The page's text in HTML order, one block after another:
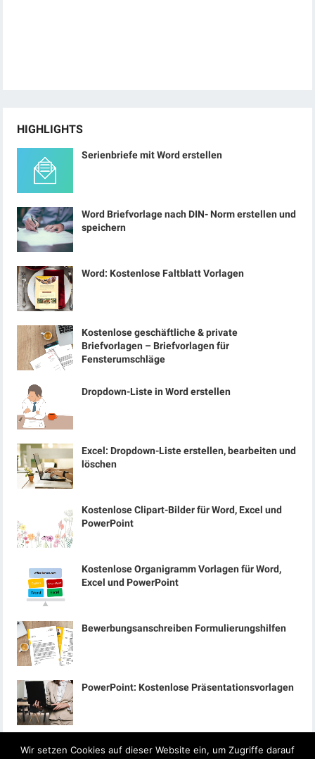
HIGHLIGHTS
Serienbriefe mit Word erstellen
Word Briefvorlage nach DIN- Norm erstellen und
speichern
Word: Kostenlose Faltblatt Vorlagen
Kostenlose geschäftliche & private
Briefvorlagen – Briefvorlagen für
Fensterumschläge
Dropdown-Liste in Word erstellen
Excel: Dropdown-Liste erstellen, bearbeiten und
löschen
Kostenlose Clipart-Bilder für Word, Excel und
PowerPoint
Kostenlose Organigramm Vorlagen für Word,
Excel und PowerPoint
Bewerbungsanschreiben Formulierungshilfen
PowerPoint: Kostenlose Präsentationsvorlagen
Wir setzen Cookies auf dieser Website ein, um Zugriffe darauf